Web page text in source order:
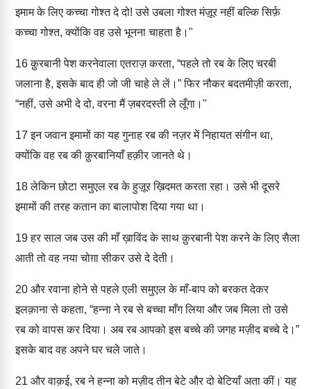
इमाम के लिए कच्चा गोश्त दे दो! उसे उबला गोश्त मंज़ूर नहीं बल्कि सिर्फ़
कच्चा गोश्त, क्योंकि वह उसे भूनना चाहता है।"
16क़ुरबानी पेश करनेवाला एतराज़ करता, “पहले तो रब के लिए चरबी
जलाना है, इसके बाद ही जो जी चाहे ले लें।” फिर नौकर बदतमीज़ी करता,
“नहीं, उसे अभी दे दो, वरना मैं ज़बरदस्ती ले लूँगा।"
17 इन जवान इमामों का यह गुनाह रब की नज़र में निहायत संगीन था,
क्योंकि वह रब की क़ुरबानियाँ हक़ीर जानते थे।
18लेकिन छोटा समुएल रब के हुज़ूर ख़िदमत करता रहा। उसे भी दूसरे
इमामों की तरह कतान का बालापोश दिया गया था।
19हर साल जब उस की माँ ख़ाविंद के साथ क़ुरबानी पेश करने के लिए सैला
आती तो वह नया चोग़ा सीकर उसे दे देती।
20 और रवाना होने से पहले एली समुएल के माँ-बाप को बरकत देकर
इलक़ाना से कहता, “हन्ना ने रब से बच्चा माँग लिया और जब मिला तो उसे
रब को वापस कर दिया। अब रब आपको इस बच्चे की जगह मज़ीद बच्चे दे।”
इसके बाद वह अपने घर चले जाते।
21 और वाक़ई, रब ने हन्ना को मज़ीद तीन बेटे और दो बेटियाँ अता कीं। यह